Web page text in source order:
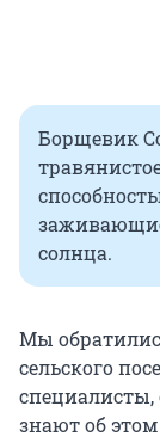
Борщевик
солнца.
Мы
сельского
специалисты,
знают об